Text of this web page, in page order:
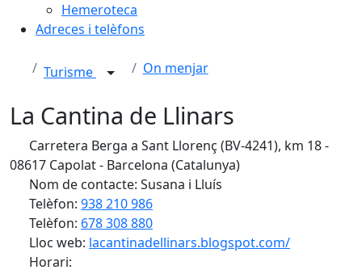
Hemeroteca
Adreces i telèfons
Turisme On menjar
La Cantina de Llinars
Carretera Berga a Sant Llorenç (BV-4241), km 18 -
08617 Capolat - Barcelona (Catalunya)
Nom de contacte: Susana i Lluís
Telèfon: 938 210 986
Telèfon: 678 308 880
Lloc web: lacantinadellinars.blogspot.com/
Horari: